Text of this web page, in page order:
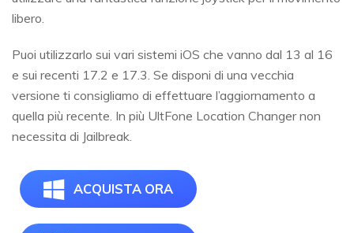
libero.
Puoi utilizzarlo sui vari sistemi iOS che vanno dal 13 al 16
e sui recenti 17.2 e 17.3. Se disponi di una vecchia
versione ti consigliamo di effettuare l’aggiornamento a
quella più recente. In più UltFone Location Changer non
necessita di Jailbreak.
ACQUISTA ORA